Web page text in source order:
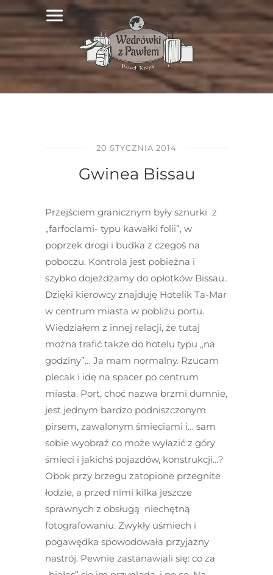
20 STYCZNIA 2014
Gwinea Bissau
Przejściem granicznym były sznurki z
„farfoclami- typu kawałki folii”, w
poprzek drogi i budka z czegoś na
poboczu. Kontrola jest pobieżna i
szybko dojeżdżamy do opłotków Bissau..
Dzięki kierowcy znajduję Hotelik Ta-Mar
w centrum miasta w pobliżu portu.
Wiedziałem z innej relacji, że tutaj
można trafić także do hotelu typu „na
godziny”… Ja mam normalny. Rzucam
plecak i idę na spacer po centrum
miasta. Port, choć nazwa brzmi dumnie,
jest jednym bardzo podniszczonym
pirsem, zawalonym śmieciami i… sam
sobie wyobraź co może wyłazić z góry
śmieci i jakichś pojazdów, konstrukcji…?
Obok przy brzegu zatopione przegnite
łodzie, a przed nimi kilka jeszcze
sprawnych z obsługą niechętną
fotografowaniu. Zwykły uśmiech i
pogawędka spowodowała przyjazny
nastrój. Pewnie zastanawiali się: co za